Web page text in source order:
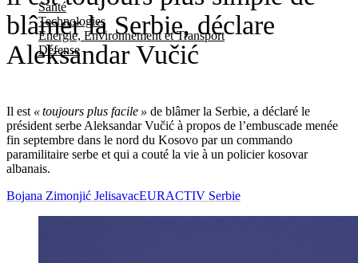
Santé
Technologies
Energie, Environnement et Transport
Défense
blâmer la Serbie, déclare
Aleksandar Vučić
Il est « toujours plus facile » de blâmer la Serbie, a déclaré le
président serbe Aleksandar Vučić à propos de l’embuscade menée
fin septembre dans le nord du Kosovo par un commando
paramilitaire serbe et qui a couté la vie à un policier kosovar
albanais.
Bojana Zimonjić JelisavacEURACTIV Serbie